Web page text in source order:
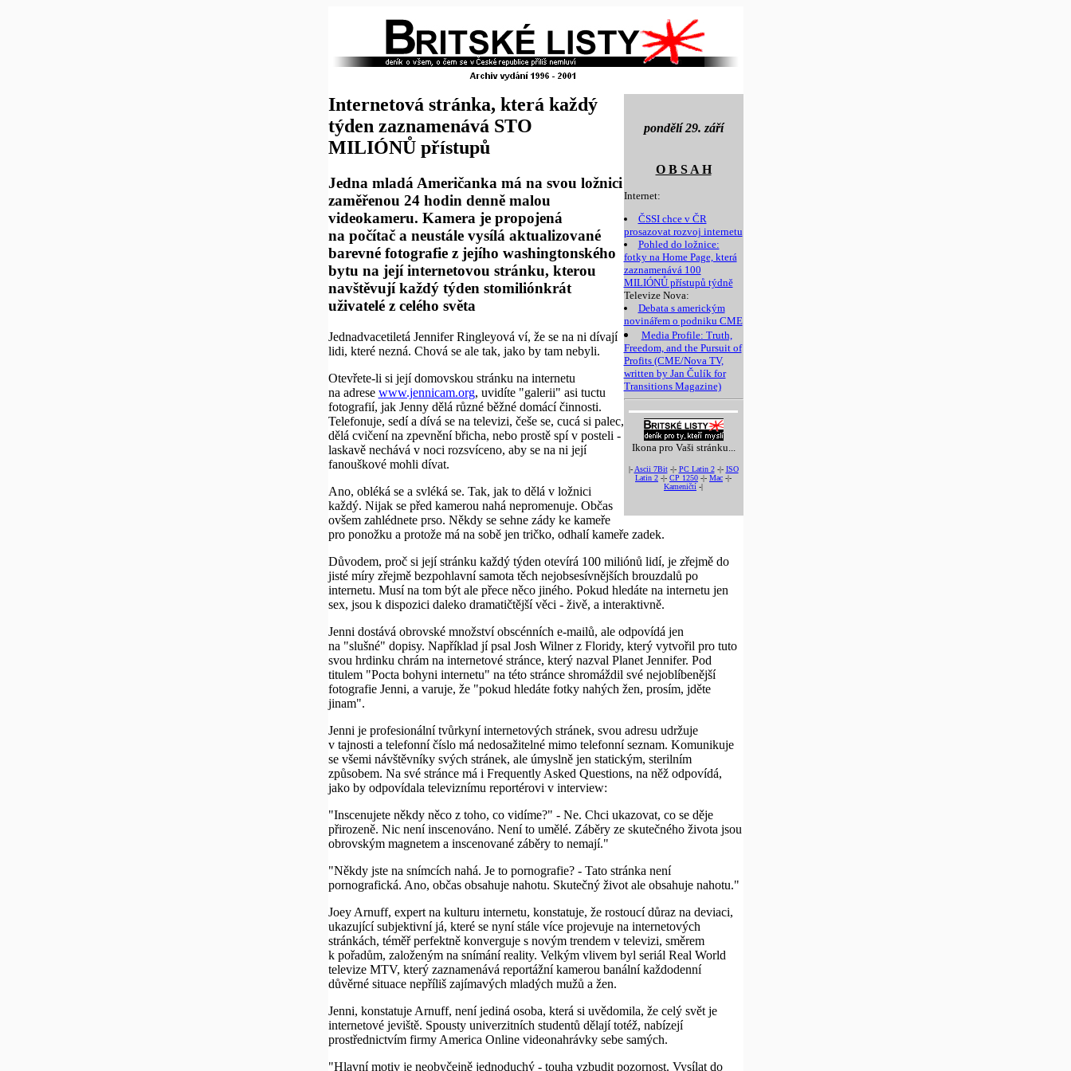
pondělí 29. září
O B S A H
Internet:
ČSSI chce v ČR
prosazovat rozvoj internetu
Pohled do ložnice:
fotky na Home Page, která
zaznamenává 100
MILIÓNŮ přístupů týdně
Televize Nova:
Debata s americkým
novinářem o podniku CME
Media Profile: Truth,
Freedom, and the Pursuit of
Profits (CME/Nova TV,
written by Jan Čulík for
Transitions Magazine)
Ikona pro Vaši stránku...
|- Ascii 7Bit-|- PC Latin 2-|- ISO
Latin 2 -|- CP 1250 -|- Mac -|-
Kameničtí -|
Internetová stránka, která každý
týden zaznamenává STO
MILIÓNŮ přístupů
Jedna mladá Američanka má na svou ložnici
zaměřenou 24 hodin denně malou
videokameru. Kamera je propojená
na počítač a neustále vysílá aktualizované
barevné fotografie z jejího washingtonského
bytu na její internetovou stránku, kterou
navštěvují každý týden stomiliónkrát
uživatelé z celého světa
Jednadvacetiletá Jennifer Ringleyová ví, že se na ni dívají
lidi, které nezná. Chová se ale tak, jako by tam nebyli.
Otevřete-li si její domovskou stránku na internetu
na adrese www.jennicam.org, uvidíte "galerii" asi tuctu
fotografií, jak Jenny dělá různé běžné domácí činnosti.
Telefonuje, sedí a dívá se na televizi, češe se, cucá si palec,
dělá cvičení na zpevnění břicha, nebo prostě spí v posteli -
laskavě nechává v noci rozsvíceno, aby se na ni její
fanouškové mohli dívat.
Ano, obléká se a svléká se. Tak, jak to dělá v ložnici
každý. Nijak se před kamerou nahá nepromenuje. Občas
ovšem zahlédnete prso. Někdy se sehne zády ke kameře
pro ponožku a protože má na sobě jen tričko, odhalí kameře zadek.
Důvodem, proč si její stránku každý týden otevírá 100 miliónů lidí, je zřejmě do
jisté míry zřejmě bezpohlavní samota těch nejobsesívnějších brouzdalů po
internetu. Musí na tom být ale přece něco jiného. Pokud hledáte na internetu jen
sex, jsou k dispozici daleko dramatičtější věci - živě, a interaktivně.
Jenni dostává obrovské množství obscénních e-mailů, ale odpovídá jen
na "slušné" dopisy. Například jí psal Josh Wilner z Floridy, který vytvořil pro tuto
svou hrdinku chrám na internetové stránce, který nazval Planet Jennifer. Pod
titulem "Pocta bohyni internetu" na této stránce shromáždil své nejoblíbenější
fotografie Jenni, a varuje, že "pokud hledáte fotky nahých žen, prosím, jděte
jinam".
Jenni je profesionální tvůrkyní internetových stránek, svou adresu udržuje
v tajnosti a telefonní číslo má nedosažitelné mimo telefonní seznam. Komunikuje
se všemi návštěvníky svých stránek, ale úmyslně jen statickým, sterilním
způsobem. Na své stránce má i Frequently Asked Questions, na něž odpovídá,
jako by odpovídala televiznímu reportérovi v interview:
"Inscenujete někdy něco z toho, co vidíme?" - Ne. Chci ukazovat, co se děje
přirozeně. Nic není inscenováno. Není to umělé. Záběry ze skutečného života jsou
obrovským magnetem a inscenované záběry to nemají."
"Někdy jste na snímcích nahá. Je to pornografie? - Tato stránka není
pornografická. Ano, občas obsahuje nahotu. Skutečný život ale obsahuje nahotu."
Joey Arnuff, expert na kulturu internetu, konstatuje, že rostoucí důraz na deviaci,
ukazující subjektivní já, které se nyní stále více projevuje na internetových
stránkách, téměř perfektně konverguje s novým trendem v televizi, směrem
k pořadům, založeným na snímání reality. Velkým vlivem byl seriál Real World
televize MTV, který zaznamenává reportážní kamerou banální každodenní
důvěrné situace nepříliš zajímavých mladých mužů a žen.
Jenni, konstatuje Arnuff, není jediná osoba, která si uvědomila, že celý svět je
internetové jeviště. Spousty univerzitních studentů dělají totéž, nabízejí
prostřednictvím firmy America Online videonahrávky sebe samých.
"Hlavní motiv je neobyčejně jednoduchý - touha vzbudit pozornost. Vysílat do